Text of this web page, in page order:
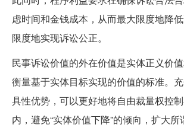
虑时间和金钱成本，从而最大限度地降
限度地实现诉讼公正。
民事诉讼价值的外在价值是实体正义价
衡量基于实体目标实现的价值的标准。
具性优势，可以更好地将自由裁量权控
内，避免“实体价值下降”的倾向，扩大